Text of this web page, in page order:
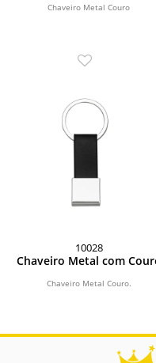
Chaveiro Metal Couro
10028
Chaveiro Metal com
Chaveiro Metal Couro.